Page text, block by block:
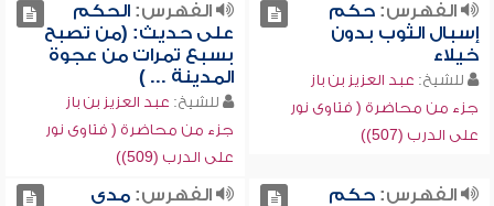
الفهرس:حكم
إسبال الثوب بدون
خيلاء
للشيخ: عبد العزيز بن باز
جزء من محاضرة ( فتاوى نور
على الدرب (507))
الفهرس:الحكم
على حديث: (من تصبح
بسبع تمرات من عجوة
المدينة ... )
للشيخ: عبد العزيز بن باز
جزء من محاضرة ( فتاوى نور
على الدرب (509))
الفهرس:حكم
الفهرس:مدى